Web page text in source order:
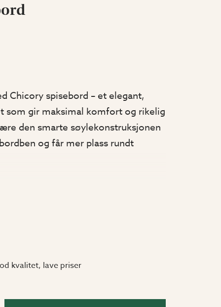
Chicory spisebord – et elegant,
som gir maksimal komfort og rikelig
den smarte søylekonstruksjonen
og får mer plass rundt
gir både et stilrent uttrykk og et
perfekt sammen med Chicory
kvalitet, lave priser